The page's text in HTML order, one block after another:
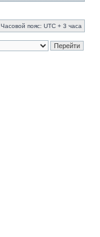
Часовой пояс: UTC + 3 часа